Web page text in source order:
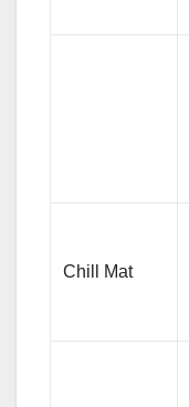
Chill Mat